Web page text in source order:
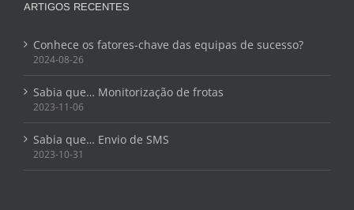
ARTIGOS RECENTES
Conhece os fatores-chave das equipas de sucesso?
2024-08-26
Sabia que… Monitorização de frotas
2023-11-06
Sabia que… Envio de SMS
2023-10-31